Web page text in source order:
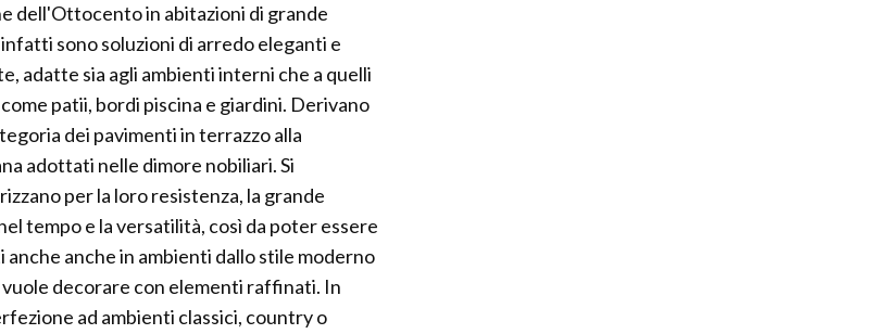
dell'Ottocento in abitazioni di grande
sono soluzioni di arredo eleganti e
adatte sia agli ambienti interni che a quelli
patii, bordi piscina e giardini. Derivano
dei pavimenti in terrazzo alla
adottati nelle dimore nobiliari. Si
per la loro resistenza, la grande
tempo e la versatilità, così da poter essere
anche anche in ambienti dallo stile moderno
vuole decorare con elementi raffinati. In
ad ambienti classici, country o